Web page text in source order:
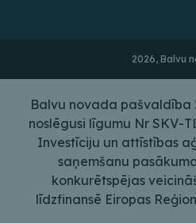
2026, Balvu
Balvu novada pašvaldība
noslēgusi līgumu Nr SKV-
Investīciju un attīstības
saņemšanu
konkurētspējas
līdzfinansē Eiropas